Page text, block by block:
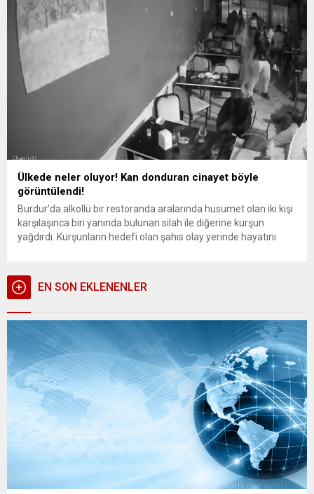
Ülkede neler oluyor! Kan donduran cinayet böyle
görüntülendi!
Burdur’da alkollü bir restoranda aralarında husumet olan iki kişi
karşılaşınca biri yanında bulunan silah ile diğerine kurşun
yağdırdı. Kurşunların hedefi olan şahıs olay yerinde hayatını
bir mekanda meydana geldi. İddialara göre daha önceden...
EN SON EKLENENLER